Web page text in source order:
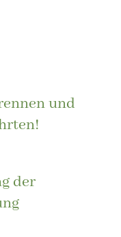
und
der